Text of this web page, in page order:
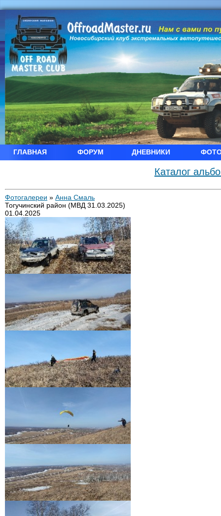
ГЛАВНАЯ ФОРУМ ДНЕВНИКИ
Каталог
Фотогалереи » Анна Смаль
Тогучинский район (МВД 31.03.2025)
01.04.2025